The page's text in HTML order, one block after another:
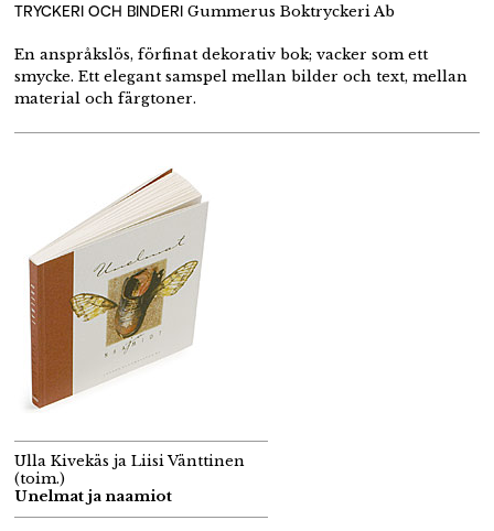
TRYCKERI OCH BINDERI Gummerus Boktryckeri Ab
En anspråkslös, förfinat dekorativ bok; vacker som ett
smycke. Ett elegant samspel mellan bilder och text, mellan
material och färgtoner.
Ulla Kivekäs ja Liisi Vänttinen
(toim.)
Unelmat ja naamiot